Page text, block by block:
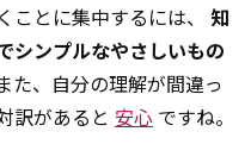
とに集中するには、 知
シンプルなやさしいもの
た、自分の理解が間違っ
訳があると 安心 ですね。